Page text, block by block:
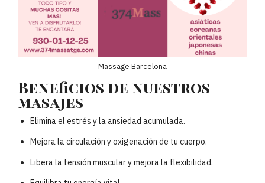
Massage Barcelona
Beneficios de nuestros
masajes
Elimina el estrés y la ansiedad acumulada.
Mejora la circulación y oxigenación de tu cuerpo.
Libera la tensión muscular y mejora la flexibilidad.